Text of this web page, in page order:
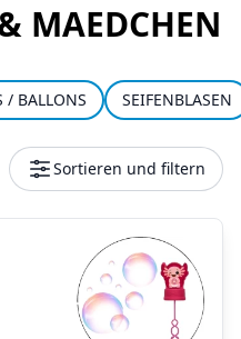
MAEDCHEN
/ BALLONS SEIFENBLASEN
Sortieren und filtern